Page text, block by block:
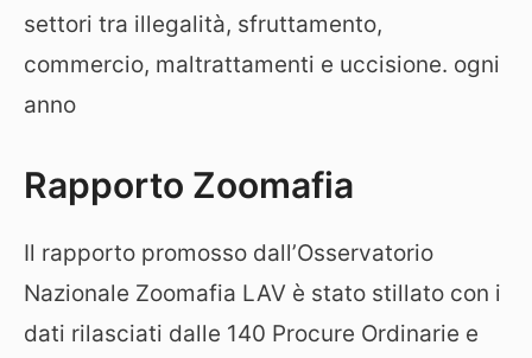
settori tra illegalità, sfruttamento,
commercio, maltrattamenti e uccisione. ogni
anno
Rapporto Zoomafia
Il rapporto promosso dall’Osservatorio
Nazionale Zoomafia LAV è stato stillato con i
dati rilasciati dalle 140 Procure Ordinarie e